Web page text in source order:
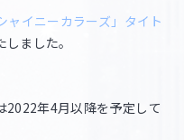
ャイニーカラーズ」タイト
ました。
2022年4月以降を予定して